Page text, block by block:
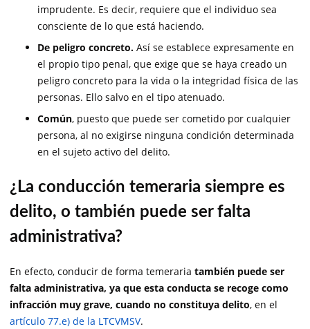
imprudente. Es decir, requiere que el individuo sea
consciente de lo que está haciendo.
De peligro concreto. Así se establece expresamente en
el propio tipo penal, que exige que se haya creado un
peligro concreto para la vida o la integridad física de las
personas. Ello salvo en el tipo atenuado.
Común, puesto que puede ser cometido por cualquier
persona, al no exigirse ninguna condición determinada
en el sujeto activo del delito.
¿La conducción temeraria siempre es
delito, o también puede ser falta
administrativa?
En efecto, conducir de forma temeraria también puede ser
falta administrativa, ya que esta conducta se recoge como
infracción muy grave, cuando no constituya delito, en el
artículo 77.e) de la LTCVMSV.